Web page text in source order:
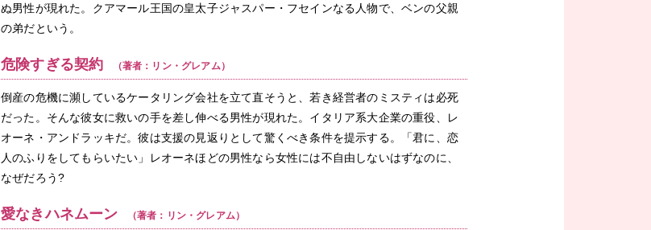
ぬ男性が現れた。クアマール王国の皇太子ジャスパー・フセインなる人物で、ベンの父親
の弟だという。
危険すぎる契約 （著者：リン・グレアム）
倒産の危機に瀕しているケータリング会社を立て直そうと、若き経営者のミスティは必死
だった。そんな彼女に救いの手を差し伸べる男性が現れた。イタリア系大企業の重役、レ
オーネ・アンドラッキだ。彼は支援の見返りとして驚くべき条件を提示する。「君に、恋
人のふりをしてもらいたい」レオーネほどの男性なら女性には不自由しないはずなのに、
なぜだろう?
愛なきハネムーン （著者：リン・グレアム）